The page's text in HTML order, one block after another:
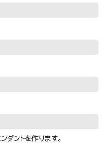
ダントを作ります。